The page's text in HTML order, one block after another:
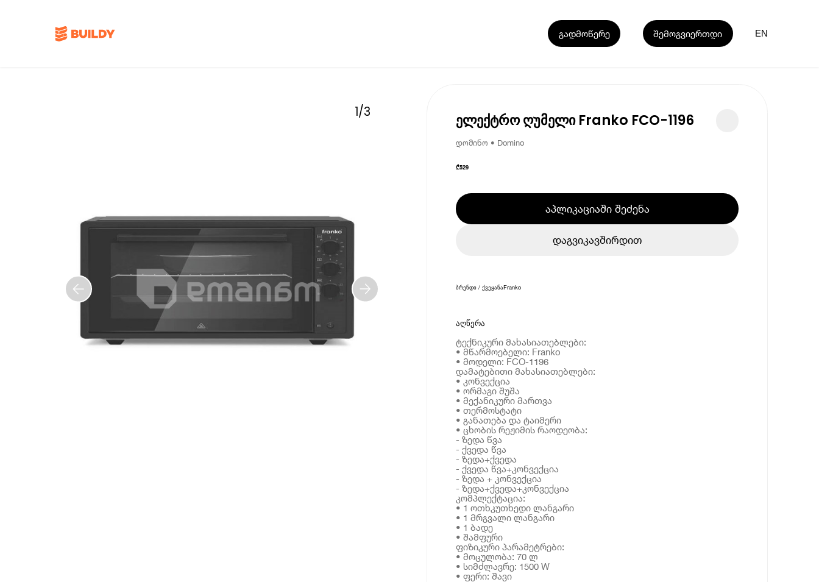
გადმოწერე შემოგვიერთდი EN
1/3 ელექტრო ღუმელი Franko FCO-1196
დომინო • Domino
₾529
აპლიკაციაში შეძენა
დაგვიკავშირდით
ბრენდი / ქვეყანაFranko
აღწერა
ტექნიკური მახასიათებლები:
• მწარმოებელი: Franko
• მოდელი: FCO-1196
დამატებითი მახასიათებლები:
• კონვექცია
• ორმაგი შუშა
• მექანიკური მართვა
• თერმოსტატი
• განათება და ტაიმერი
• ცხობის რეჟიმის რაოდეობა:
- ზედა წვა
- ქვედა წვა
- ზედა+ქვედა
- ქვედა წვა+კონვექცია
- ზედა + კონვექცია
- ზედა+ქვედა+კონვექცია
კომპლექტაცია:
• 1 ოთხკუთხედი ლანგარი
• 1 მრგვალი ლანგარი
• 1 ბადე
• შამფური
ფიზიკური პარამეტრები:
• მოცულობა: 70 ლ
• სიმძლავრე: 1500 W
• ფერი: შავი